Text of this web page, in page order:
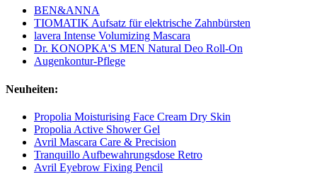
BEN&ANNA
TIOMATIK Aufsatz für elektrische Zahnbürsten
lavera Intense Volumizing Mascara
Dr. KONOPKA'S MEN Natural Deo Roll-On
Augenkontur-Pflege
Neuheiten:
Propolia Moisturising Face Cream Dry Skin
Propolia Active Shower Gel
Avril Mascara Care & Precision
Tranquillo Aufbewahrungsdose Retro
Avril Eyebrow Fixing Pencil